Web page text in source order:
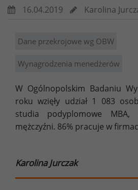
16.04.2019 Karolina
Dane przekrojowe wg OBW
Wynagrodzenia menedżerów
W Ogólnopolskim Badaniu
roku wzięły udział 1 083
studia podyplomowe
mężczyźni. 86% pracuje w
Karolina Jurczak